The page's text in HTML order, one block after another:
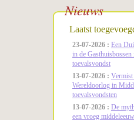
Nieuws
Laatst
23-07-2026 : Een
in de
toevalsvondst
13-07-2026 : Vermist
Wereldoorlog in
toevalsvondsten
13-07-2026 : De
een vroeg